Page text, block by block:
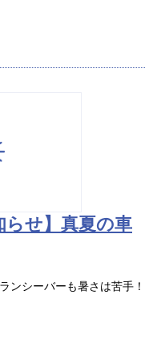
らせ】真夏の車
ンシーバーも暑さは苦手！